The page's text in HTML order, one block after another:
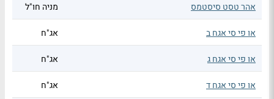
אהר טסט סיסטמס מניה חו"ל
או פי סי אגח ב אג"ח
או פי סי אגח ג אג"ח
או פי סי אגח ד אג"ח